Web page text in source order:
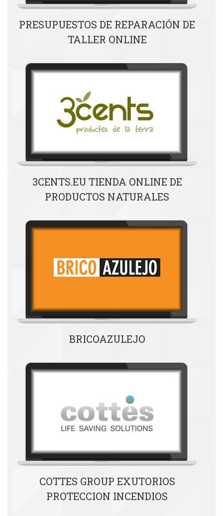
PRESUPUESTOS DE REPARACIÓN DE
TALLER ONLINE
3CENTS.EU TIENDA ONLINE DE
PRODUCTOS NATURALES
BRICOAZULEJO
COTTES GROUP EXUTORIOS
PROTECCION INCENDIOS